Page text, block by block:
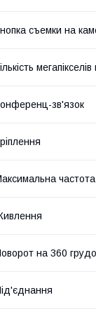
съемки на
зв'язок
частота
на 360